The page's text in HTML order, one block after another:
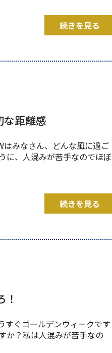
続きを見る
距離感
はみなさん、どんな風に過ご
に、人混みが苦手なのでほぼ
続きを見る
すぐゴールデンウィークです
か？私は人混みが苦手なの